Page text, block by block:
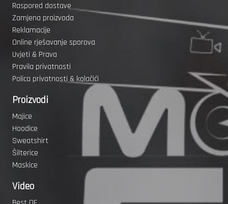
Raspored dostave
Zamjena proizvoda
Reklamacije
Online rješavanje sporova
Uvjeti & Prava
Pravila privatnosti
Polica privatnosti & kolačići
Proizvodi
Majice
Hoodice
Sweatshirt
Šilterice
Maskice
Video